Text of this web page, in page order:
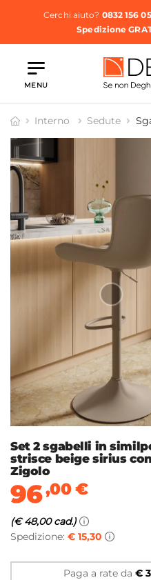
Cerchi aiuto? 0832 156
Spedizione
MENU
Interno Sedute
Set 2 sgabelli in
strisce beige sirius
Zigolo
96,00€
(€ 48,00 cad.)
Spedizione: € 15,30
Paga a rate da €